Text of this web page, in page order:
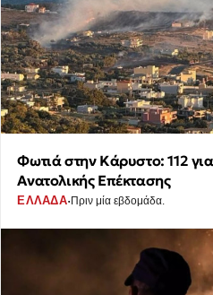
Φωτιά στην Κάρυστο: 112
Ανατολικής Επέκτασης
ΕΛΛΑΔΑ·Πριν μία εβδομάδα.